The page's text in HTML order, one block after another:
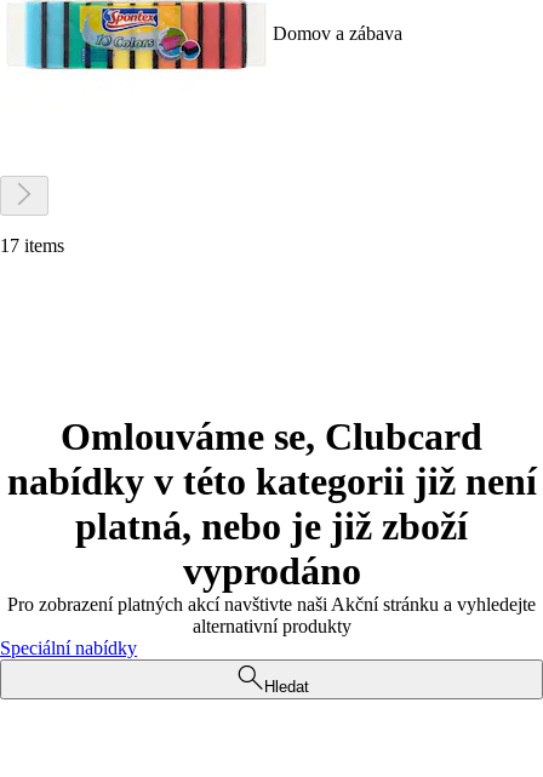
Domov a zábava
17 items
Omlouváme se, Clubcard
nabídky v této kategorii již není
platná, nebo je již zboží
vyprodáno
Pro zobrazení platných akcí navštivte naši Akční stránku a vyhledejte
alternativní produkty
Speciální nabídky
Hledat